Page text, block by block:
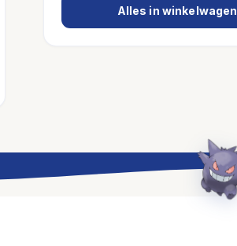
Alles in winkelwagen